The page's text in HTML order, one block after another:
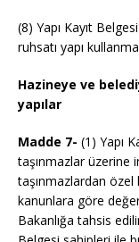
(8) Yapı Kayıt
ruhsatı yapı
Hazineye ve
yapılar
Madde 7- (1) Yapı
taşınmazlar üzerine
taşınmazlardan özel
kanunlara göre
Bakanlığa tahsis